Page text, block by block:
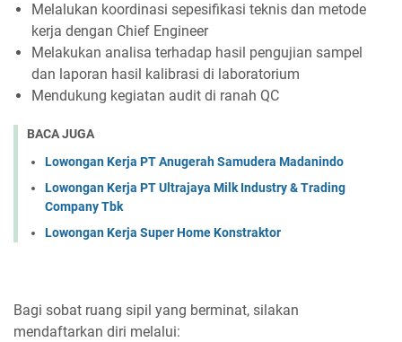
Melalukan koordinasi sepesifikasi teknis dan metode
kerja dengan Chief Engineer
Melakukan analisa terhadap hasil pengujian sampel
dan laporan hasil kalibrasi di laboratorium
Mendukung kegiatan audit di ranah QC
BACA JUGA
Lowongan Kerja PT Anugerah Samudera Madanindo
Lowongan Kerja PT Ultrajaya Milk Industry & Trading
Company Tbk
Lowongan Kerja Super Home Konstraktor
Bagi sobat ruang sipil yang berminat, silakan
mendaftarkan diri melalui: